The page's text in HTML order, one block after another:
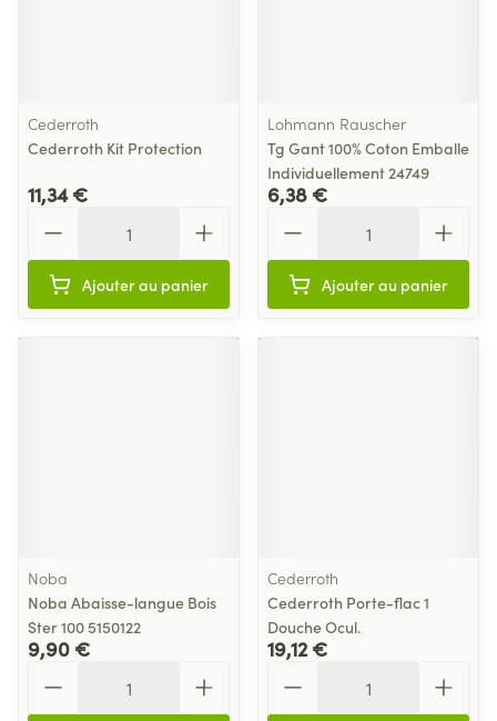
Cederroth
Cederroth Kit Protection
11,34 €
Ajouter au panier
Lohmann Rauscher
Tg Gant 100% Coton Emballe
Individuellement 24749
6,38 €
Ajouter au panier
Noba
Noba Abaisse-langue Bois
Ster 100 5150122
9,90 €
Cederroth
Cederroth Porte-flac 1
Douche Ocul.
19,12 €